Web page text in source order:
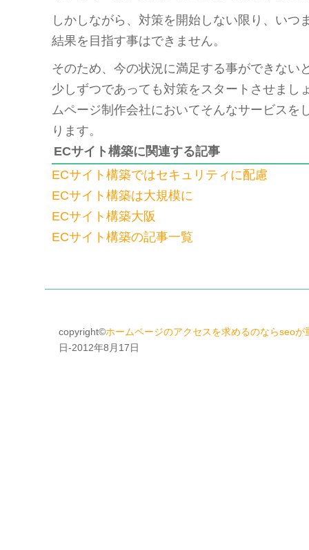
しかしながら、対策を開始しない限り、いつ
結果を目指す事はできません。
そのため、今の状況に満足する事ができない
少しずつであっても対策をスタートさせまし
ムページ制作会社においてそんなサービスを
ります。
ECサイト構築に関連する記事
ECサイト構築ではセキュリティに配慮
ECサイト構築は大規模に
ECサイト構築大阪
ECサイト構築の記事一覧
copyright©ホームページのアクセスを求めるのならseo
日-2012年8月17日